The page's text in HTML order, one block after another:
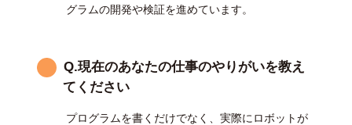
グラムの開発や検証を進めています。
Q.現在のあなたの仕事のやりがいを教え
てください
プログラムを書くだけでなく、実際にロボットが